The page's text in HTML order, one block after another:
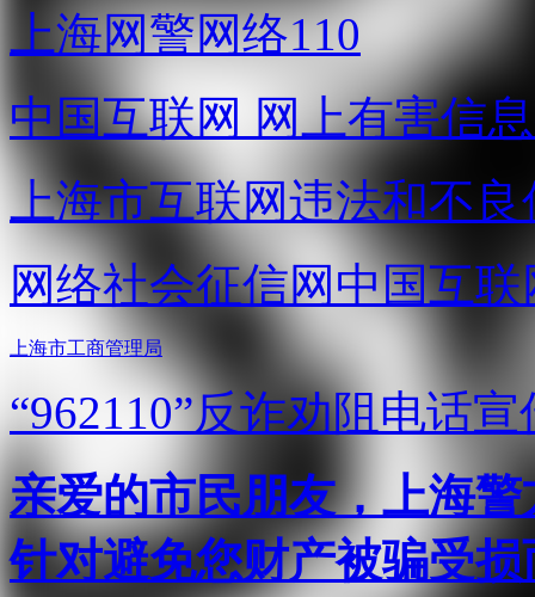
上海网警网络110
中国互联网 网上有害信
上海市互联网违法和不
网络社会征信网 中国互
上海市工商管理局
“962110”反诈劝阻电话宣
亲爱的市民朋友，上海
针对避免您财产被骗受